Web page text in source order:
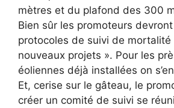
mètres et du plafond des 300
Bien sûr les promoteurs
protocoles de suivi de mortalité
nouveaux projets ». Pour les
éoliennes déjà installées on
Et, cerise sur le gâteau, le
créer un comité de suivi se